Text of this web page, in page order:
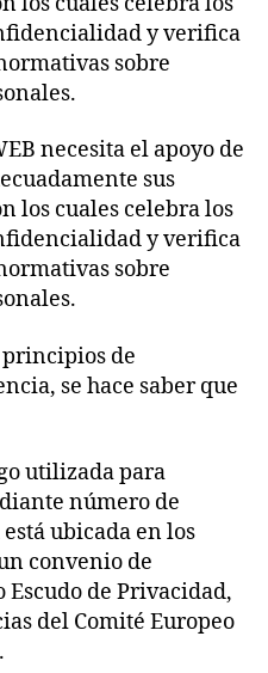
y verifica
sobre
necesita el apoyo de
sus
los cuales celebra los
y verifica
sobre
de
se hace saber que
utilizada para
número de
ubicada en los
convenio de
de Privacidad,
del Comité Europeo